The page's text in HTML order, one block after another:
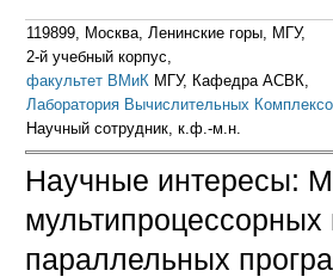
119899, Москва, Ленинские горы, МГУ,
2-й учебный корпус,
факультет ВМиК МГУ, Кафедра АСВК,
Лаборатория Вычислительных
Научный сотрудник, к.ф.-м.н.
Научные интересы:
параллельных